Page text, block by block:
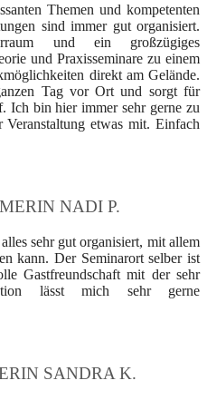
Themen und kompetenten
sind immer gut organisiert.
und ein großzügiges
und Praxisseminare zu einem
direkt am Gelände.
Tag vor Ort und sorgt für
Ich bin hier immer sehr gerne zu
etwas mit. Einfach
NADI P.
sehr gut organisiert, mit allem
kann. Der Seminarort selber ist
Gastfreundschaft mit der sehr
lässt mich sehr gerne
SANDRA K.